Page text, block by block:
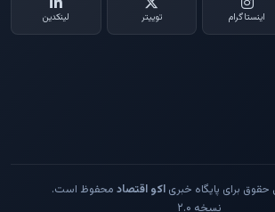
اینستاگرام توییتر لینکدین
اکو اقتصاد محفوظ است.